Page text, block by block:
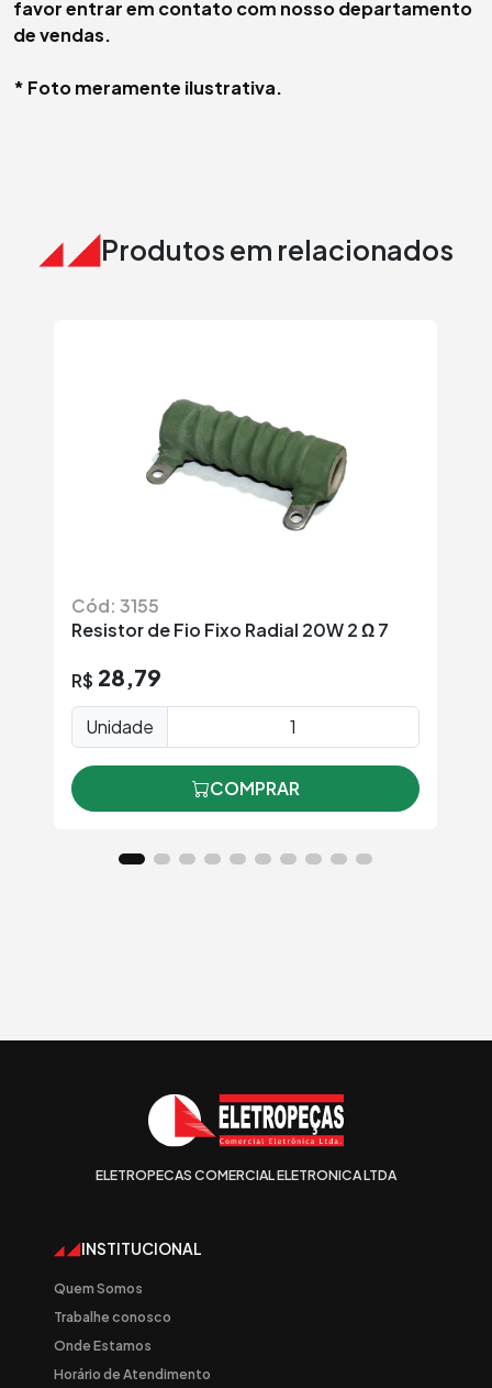
favor entrar em contato com nosso departamento
de vendas.
* Foto meramente ilustrativa.
Produtos em relacionados
Cód: 3155
Resistor de Fio Fixo Radial 20W 2 Ω 7
R$ 28,79
Unidade
COMPRAR
ELETROPECAS COMERCIAL ELETRONICA LTDA
INSTITUCIONAL
Quem Somos
Trabalhe conosco
Onde Estamos
Horário de Atendimento